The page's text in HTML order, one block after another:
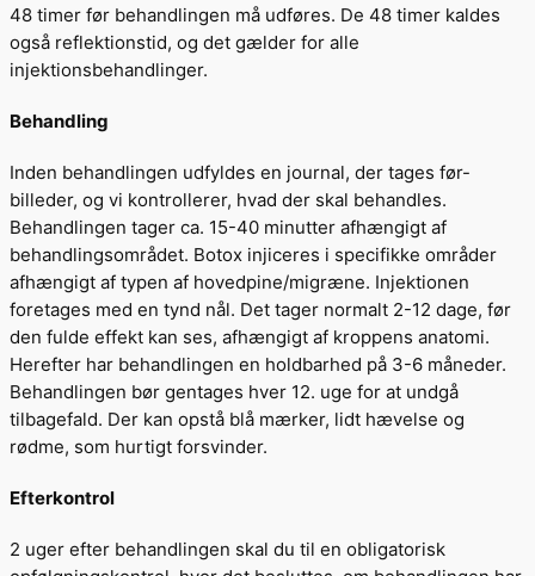
48 timer før behandlingen må udføres. De 48 timer kaldes
også reflektionstid, og det gælder for alle
injektionsbehandlinger.
Behandling
Inden behandlingen udfyldes en journal, der tages før-
billeder, og vi kontrollerer, hvad der skal behandles.
Behandlingen tager ca. 15-40 minutter afhængigt af
behandlingsområdet. Botox injiceres i specifikke områder
afhængigt af typen af hovedpine/migræne. Injektionen
foretages med en tynd nål. Det tager normalt 2-12 dage, før
den fulde effekt kan ses, afhængigt af kroppens anatomi.
Herefter har behandlingen en holdbarhed på 3-6 måneder.
Behandlingen bør gentages hver 12. uge for at undgå
tilbagefald. Der kan opstå blå mærker, lidt hævelse og
rødme, som hurtigt forsvinder.
Efterkontrol
2 uger efter behandlingen skal du til en obligatorisk